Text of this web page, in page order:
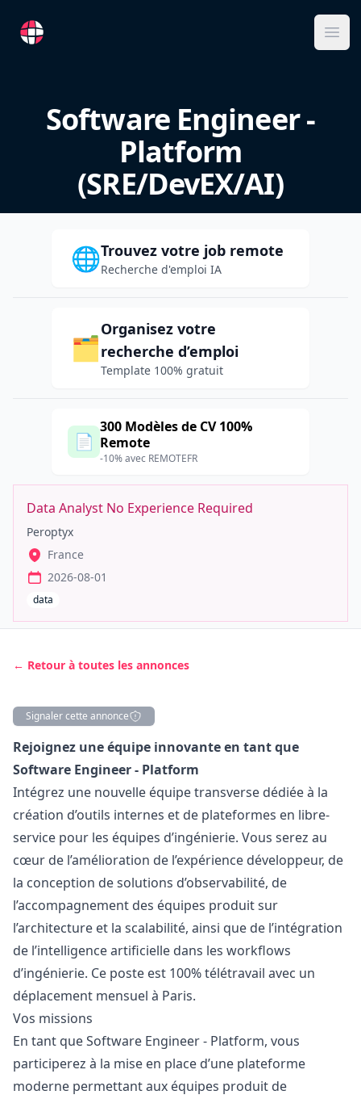
RemoteFR
Software Engineer -
Platform
(SRE/DevEX/AI)
🌐Trouvez votre job remote
Recherche d'emploi IA
🗂️
Organisez votre
recherche d’emploi
Template 100% gratuit
📄
300 Modèles de CV 100%
Remote
-10% avec REMOTEFR
Data Analyst No Experience Required
Peroptyx
France
2026-08-01
data
← Retour à toutes les annonces
Signaler cette annonce
Description
Rejoignez une équipe innovante en tant que
Software Engineer - Platform
Intégrez une nouvelle équipe transverse dédiée à la
création d’outils internes et de plateformes en libre-
service pour les équipes d’ingénierie. Vous serez au
cœur de l’amélioration de l’expérience développeur, de
la conception de solutions d’observabilité, de
l’accompagnement des équipes produit sur
l’architecture et la scalabilité, ainsi que de l’intégration
de l’intelligence artificielle dans les workflows
d’ingénierie. Ce poste est 100% télétravail avec un
déplacement mensuel à Paris.
Vos missions
En tant que Software Engineer - Platform, vous
participerez à la mise en place d’une plateforme
moderne permettant aux équipes produit de